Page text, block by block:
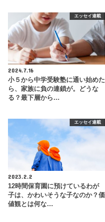
エッセイ連載
2024.7.16
小５から中学受験塾に通い始めた
ら、家族に負の連鎖が。どうな
る？最下層から…
エッセイ連載
2023.2.2
12時間保育園に預けているわが
子は、かわいそうな子なのか？価
値観とは何な…